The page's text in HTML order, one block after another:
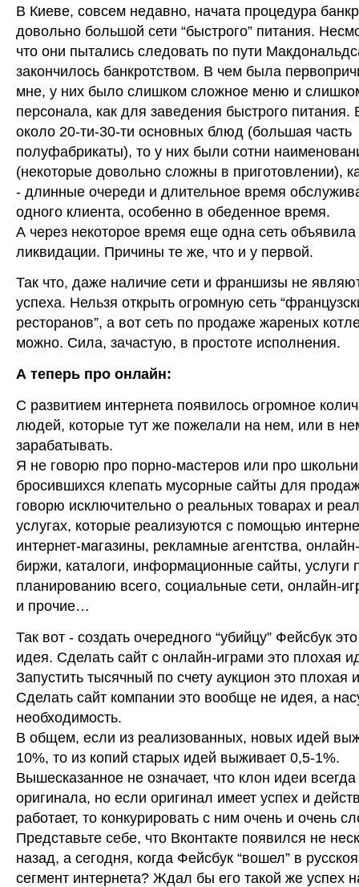
В Киеве, совсем недавно, начата процедура
довольно большой сети “быстрого” питания.
что они пытались следовать по пути
закончилось банкротством. В чем была
мне, у них было слишком сложное меню и
персонала, как для заведения быстрого
около 20-ти-30-ти основных блюд (большая часть
полуфабрикаты), то у них были сотни
(некоторые довольно сложны в приготовлении),
- длинные очереди и длительное время
одного клиента, особенно в обеденное время.
А через некоторое время еще одна сеть объявила
ликвидации. Причины те же, что и у первой.
Так что, даже наличие сети и франшизы не
успеха. Нельзя открыть огромную сеть
ресторанов”, а вот сеть по продаже жареных
можно. Сила, зачастую, в простоте исполнения.
А теперь про онлайн:
С развитием интернета появилось огромное
людей, которые тут же пожелали на нем, или в
зарабатывать.
Я не говорю про порно-мастеров или про
бросившихся клепать мусорные сайты для
говорю исключительно о реальных товарах и
услугах, которые реализуются с помощью
интернет-магазины, рекламные агентства,
биржи, каталоги, информационные сайты, услуги
планированию всего, социальные сети, онлайн-
и прочие…
Так вот - создать очередного “убийцу” Фейсбук
идея. Сделать сайт с онлайн-играми это плохая
Запустить тысячный по счету аукцион это плохая
Сделать сайт компании это вообще не идея, а
необходимость.
В общем, если из реализованных, новых идей
10%, то из копий старых идей выживает 0,5-1%.
Вышесказанное не означает, что клон идеи
оригинала, но если оригинал имеет успех и
работает, то конкурировать с ним очень и очень
Представьте себе, что Вконтакте появился не
назад, а сегодня, когда Фейсбук “вошел” в
сегмент интернета? Ждал бы его такой же успех